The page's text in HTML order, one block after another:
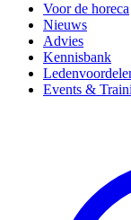
Voor de horeca
Nieuws
Advies
Kennisbank
Events &